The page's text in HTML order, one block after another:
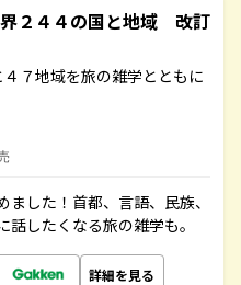
２４４の国と地域 改訂
４７地域を旅の雑学とともに
した！首都、言語、民族、
したくなる旅の雑学も。
詳細を見る